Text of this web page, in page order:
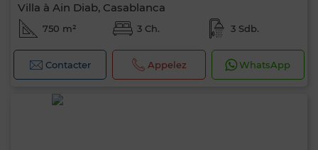
Villa à Ain Diab, Casablanca
750 m² 3 Ch. 3 Sdb.
Contacter Appelez WhatsApp